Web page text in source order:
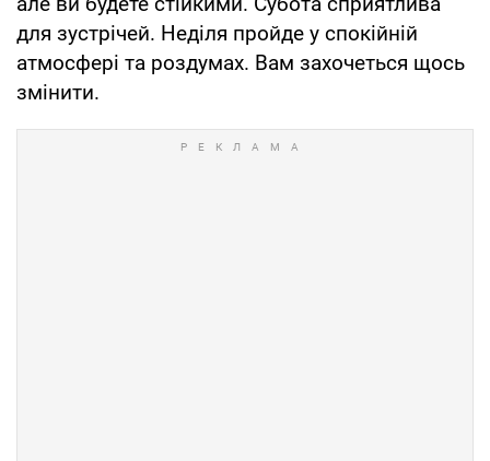
для зустрічей. Неділя пройде у спокійній
атмосфері та роздумах. Вам захочеться щось
змінити.